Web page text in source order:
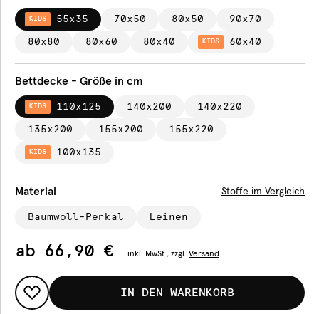
KIDS 55x35 70x50 80x50 90x70
80x80 80x60 80x40 KIDS 60x40
Bettdecke - Größe in cm
KIDS 110x125 140x200 140x220
135x200 155x200 155x220
KIDS 100x135
Material Stoffe im Vergleich
Baumwoll-Perkal Leinen
ab 66,90 € inkl. MwSt., zzgl. Versand
IN DEN WARENKORB